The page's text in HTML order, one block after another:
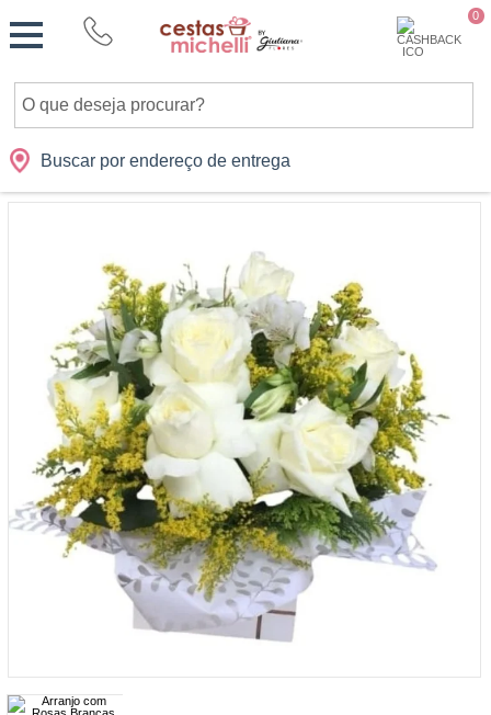
0
Buscar por endereço de entrega
Cidades Presentes Datas Shopping
Monte
sua
Cesta